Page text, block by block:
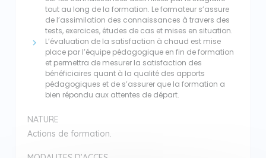
tout au long de la formation. Le formateur s’assure
de l’assimilation des connaissances à travers des
tests, exercices, études de cas et mises en situation.
L’évaluation de la satisfaction à chaud est mise
place par l’équipe pédagogique en fin de formation
et permettra de mesurer la satisfaction des
bénéficiaires quant à la qualité des apports
pédagogiques et de s’assurer que la formation a
bien répondu aux attentes de départ.
NATURE
Actions de formation.